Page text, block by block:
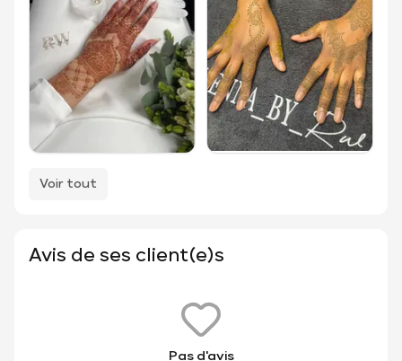
Voir tout
Avis de ses client(e)s
Pas d'avis